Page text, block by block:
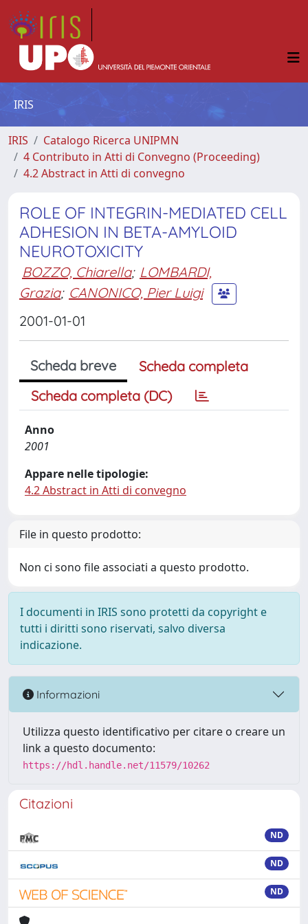
IRIS
IRIS
Catalogo Ricerca UNIPMN
4 Contributo in Atti di Convegno (Proceeding)
4.2 Abstract in Atti di convegno
ROLE OF INTEGRIN-MEDIATED CELL
ADHESION IN BETA-AMYLOID
NEUROTOXICITY
BOZZO, Chiarella; LOMBARDI,
Grazia; CANONICO, Pier Luigi
2001-01-01
Scheda breve
Scheda completa
Scheda completa (DC)
Anno
2001
Appare nelle tipologie:
4.2 Abstract in Atti di convegno
File in questo prodotto:
Non ci sono file associati a questo prodotto.
I documenti in IRIS sono protetti da copyright e
tutti i diritti sono riservati, salvo diversa
indicazione.
Informazioni
Utilizza questo identificativo per citare o creare un
link a questo documento:
https://hdl.handle.net/11579/10262
Citazioni
ND
ND
ND